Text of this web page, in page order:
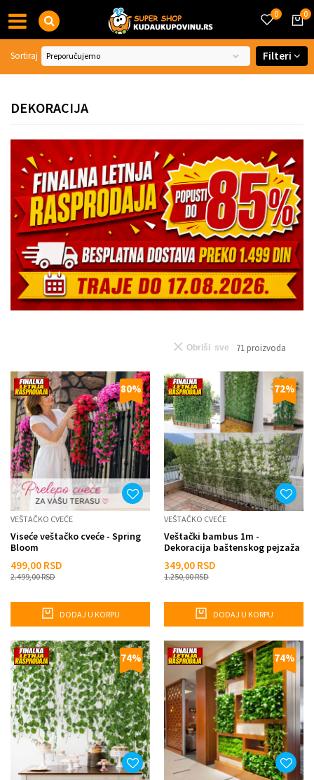
0
0
DEKORACIJA
Sortiraj Filteri
71 proizvoda
Obriši sve
80%
VEŠTAČKO CVEĆE
Viseće veštačko cveće - Spring
Bloom
499,00 RSD
2.499,00RSD
DODAJ U KORPU
72%
VEŠTAČKO CVEĆE
Veštački bambus 1m -
Dekoracija baštenskog pejzaža
349,00 RSD
1.250,00RSD
DODAJ U KORPU
74% 74%